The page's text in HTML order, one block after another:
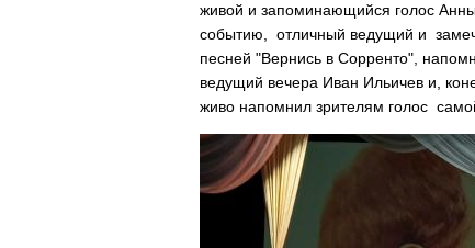
живой и запоминающийся голос
событию, отличный ведущий и
песней "Вернись в Сорренто",
ведущий вечера Иван Ильичев и,
живо напомнил зрителям голос